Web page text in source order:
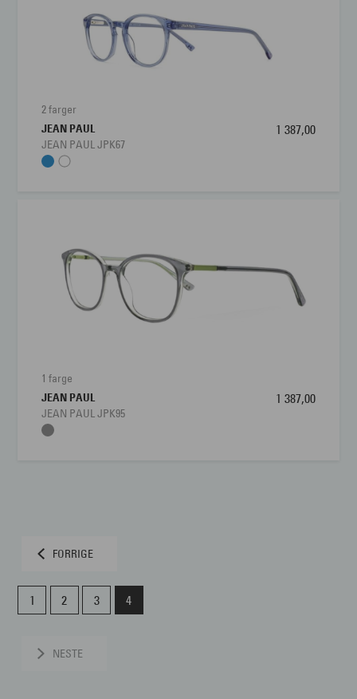
2 farger
JEAN PAUL
JEAN PAUL JPK67
1 387,00
1 farge
JEAN PAUL
JEAN PAUL JPK95
1 387,00
FORRIGE
1 2 3 4
NESTE